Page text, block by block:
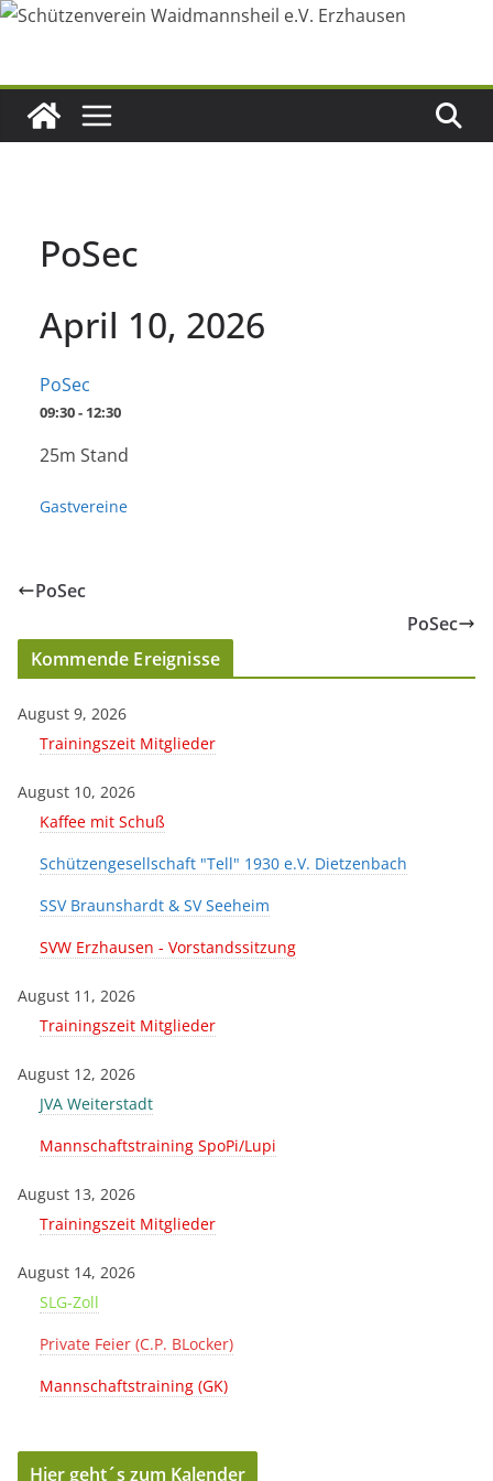
Zum
PoSec
April 10, 2026
PoSec
09:30 - 12:30
25m Stand
Gastvereine
PoSec
PoSec
Kommende Ereignisse
August 9, 2026
Trainingszeit Mitglieder
August 10, 2026
Kaffee mit Schuß
Schützengesellschaft "Tell" 1930 e.V. Dietzenbach
SSV Braunshardt & SV Seeheim
SVW Erzhausen - Vorstandssitzung
August 11, 2026
Trainingszeit Mitglieder
August 12, 2026
JVA Weiterstadt
Mannschaftstraining SpoPi/Lupi
August 13, 2026
Trainingszeit Mitglieder
August 14, 2026
SLG-Zoll
Private Feier (C.P. BLocker)
Mannschaftstraining (GK)
Hier geht´s zum Kalender